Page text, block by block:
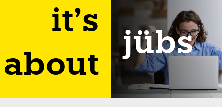
it’s
about
jübs